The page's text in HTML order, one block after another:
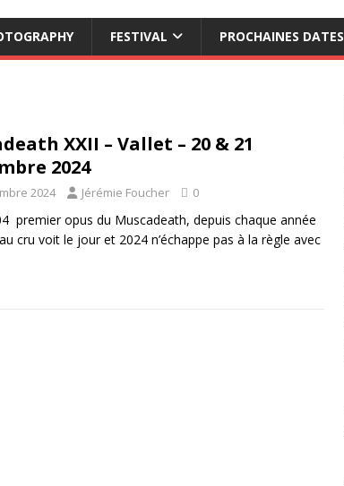
FESTIVAL PROCHAINES DATES
XXII – Vallet – 20 & 21
2024
2024 Jérémie Foucher 0
premier opus du Muscadeath, depuis chaque année
cru voit le jour et 2024 n’échappe pas à la règle avec